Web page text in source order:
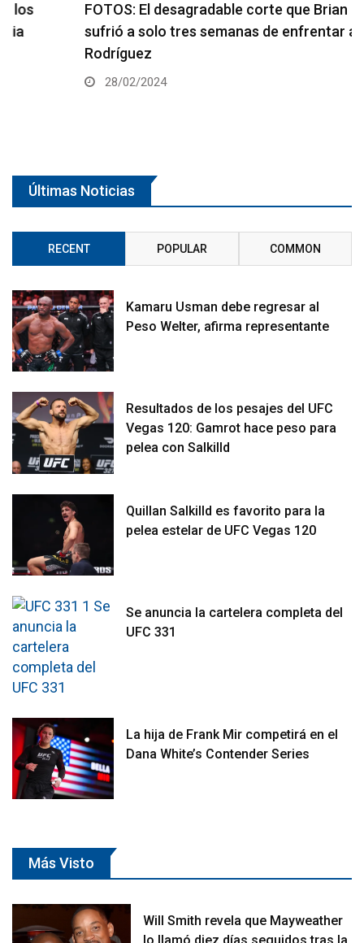
FOTOS: El desagradable corte que Brian Ortega
sufrió a solo tres semanas de enfrentar a Yair
28/02/2024
Últimas Noticias
RECENT POPULAR COMMON
Kamaru Usman debe regresar al
Peso Welter, afirma representante
Resultados de los pesajes del UFC
Vegas 120: Gamrot hace peso para
pelea con Salkilld
Quillan Salkilld es favorito para la
pelea estelar de UFC Vegas 120
Se anuncia la cartelera completa del
UFC 331
La hija de Frank Mir competirá en el
Dana White’s Contender Series
Más Visto
Will Smith revela que Mayweather